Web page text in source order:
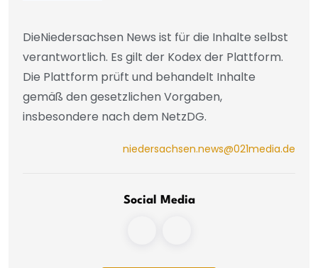
DieNiedersachsen News ist für die Inhalte selbst
verantwortlich. Es gilt der Kodex der Plattform.
Die Plattform prüft und behandelt Inhalte
gemäß den gesetzlichen Vorgaben,
insbesondere nach dem NetzDG.
niedersachsen.news@021media.de
Social Media